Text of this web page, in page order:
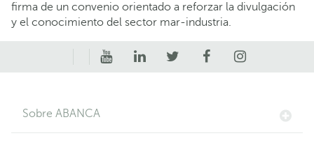
firma de un convenio orientado a reforzar la divulgación
y el conocimiento del sector mar-industria.
Sobre ABANCA